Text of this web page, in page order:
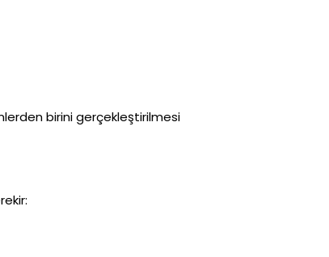
birini gerçekleştirilmesi